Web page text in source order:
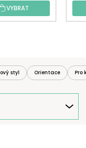
VYBRAT
styl Orientace Pro